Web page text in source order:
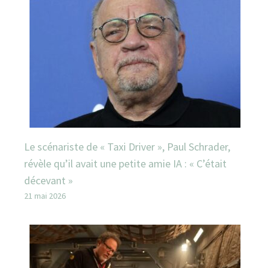
Le scénariste de « Taxi Driver », Paul Schrader,
révèle qu’il avait une petite amie IA : « C’était
décevant »
21 mai 2026